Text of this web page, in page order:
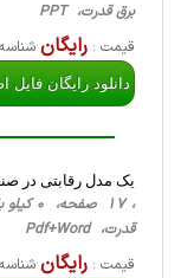
برق قدرت، PPT
قیمت : رایگان
دانلود رایگان فایل
یک مدل رقابتی در
، 17
قدرت، Pdf+Word
قیمت : رایگان